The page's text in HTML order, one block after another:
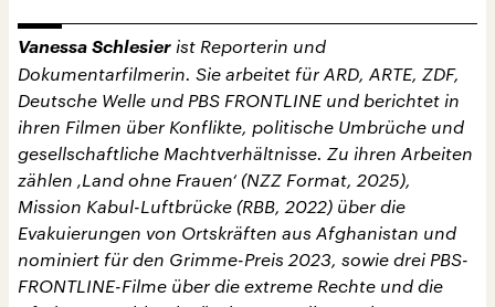
Vanessa Schlesier ist Reporterin und
Dokumentarfilmerin. Sie arbeitet für ARD, ARTE, ZDF,
Deutsche Welle und PBS FRONTLINE und berichtet in
ihren Filmen über Konflikte, politische Umbrüche und
gesellschaftliche Machtverhältnisse. Zu ihren Arbeiten
zählen ‚Land ohne Frauen‘ (NZZ Format, 2025),
Mission Kabul-Luftbrücke (RBB, 2022) über die
Evakuierungen von Ortskräften aus Afghanistan und
nominiert für den Grimme-Preis 2023, sowie drei PBS-
FRONTLINE-Filme über die extreme Rechte und die